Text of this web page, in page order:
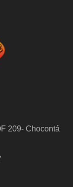
209- Chocontá